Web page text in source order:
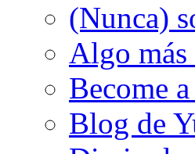
(Nunca)
Algo
Become
Blog de